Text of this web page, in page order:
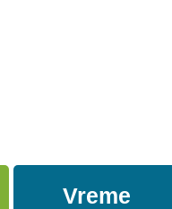
Vreme